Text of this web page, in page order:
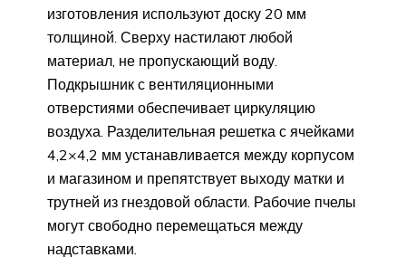
изготовления используют доску 20 мм
толщиной. Сверху настилают любой
материал, не пропускающий воду.
Подкрышник с вентиляционными
отверстиями обеспечивает циркуляцию
воздуха. Разделительная решетка с ячейками
4,2×4,2 мм устанавливается между корпусом
и магазином и препятствует выходу матки и
трутней из гнездовой области. Рабочие пчелы
могут свободно перемещаться между
надставками.